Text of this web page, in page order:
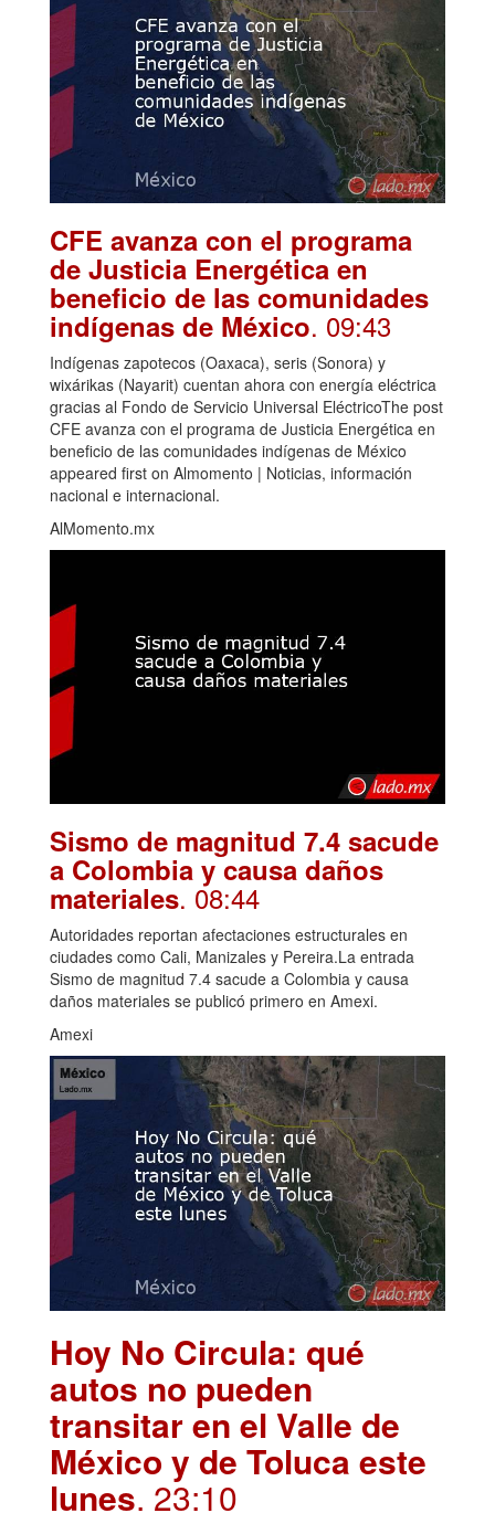
CFE avanza con el programa
de Justicia Energética en
beneficio de las comunidades
indígenas de México. 09:43
Indígenas zapotecos (Oaxaca), seris (Sonora) y
wixárikas (Nayarit) cuentan ahora con energía eléctrica
gracias al Fondo de Servicio Universal EléctricoThe post
CFE avanza con el programa de Justicia Energética en
beneficio de las comunidades indígenas de México
appeared first on Almomento | Noticias, información
nacional e internacional.
AlMomento.mx
Sismo de magnitud 7.4 sacude
a Colombia y causa daños
materiales. 08:44
Autoridades reportan afectaciones estructurales en
ciudades como Cali, Manizales y Pereira.La entrada
Sismo de magnitud 7.4 sacude a Colombia y causa
daños materiales se publicó primero en Amexi.
Amexi
Hoy No Circula: qué
autos no pueden
transitar en el Valle de
México y de Toluca este
lunes. 23:10